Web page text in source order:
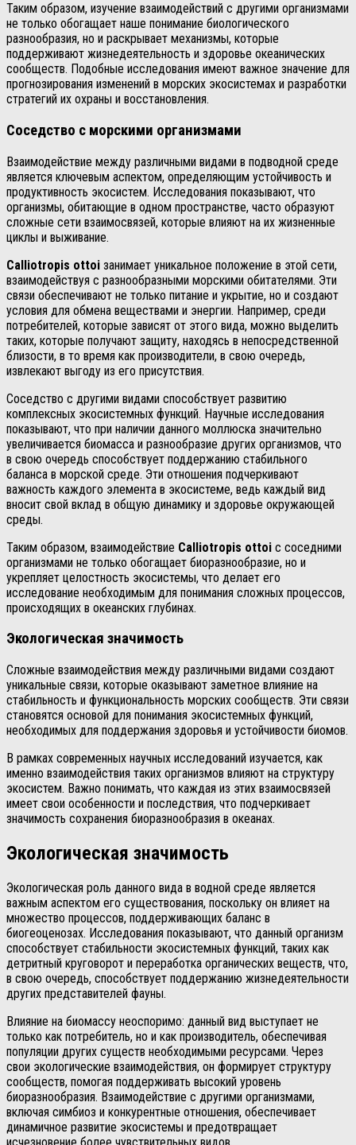
Таким образом, изучение взаимодействий с другими организмами
не только обогащает наше понимание биологического
разнообразия, но и раскрывает механизмы, которые
поддерживают жизнедеятельность и здоровье океанических
сообществ. Подобные исследования имеют важное значение для
прогнозирования изменений в морских экосистемах и разработки
стратегий их охраны и восстановления.
Соседство с морскими организмами
Взаимодействие между различными видами в подводной среде
является ключевым аспектом, определяющим устойчивость и
продуктивность экосистем. Исследования показывают, что
организмы, обитающие в одном пространстве, часто образуют
сложные сети взаимосвязей, которые влияют на их жизненные
циклы и выживание.
Calliotropis ottoi занимает уникальное положение в этой сети,
взаимодействуя с разнообразными морскими обитателями. Эти
связи обеспечивают не только питание и укрытие, но и создают
условия для обмена веществами и энергии. Например, среди
потребителей, которые зависят от этого вида, можно выделить
таких, которые получают защиту, находясь в непосредственной
близости, в то время как производители, в свою очередь,
извлекают выгоду из его присутствия.
Соседство с другими видами способствует развитию
комплексных экосистемных функций. Научные исследования
показывают, что при наличии данного моллюска значительно
увеличивается биомасса и разнообразие других организмов, что
в свою очередь способствует поддержанию стабильного
баланса в морской среде. Эти отношения подчеркивают
важность каждого элемента в экосистеме, ведь каждый вид
вносит свой вклад в общую динамику и здоровье окружающей
среды.
Таким образом, взаимодействие Calliotropis ottoi с соседними
организмами не только обогащает биоразнообразие, но и
укрепляет целостность экосистемы, что делает его
исследование необходимым для понимания сложных процессов,
происходящих в океанских глубинах.
Экологическая значимость
Сложные взаимодействия между различными видами создают
уникальные связи, которые оказывают заметное влияние на
стабильность и функциональность морских сообществ. Эти связи
становятся основой для понимания экосистемных функций,
необходимых для поддержания здоровья и устойчивости биомов.
В рамках современных научных исследований изучается, как
именно взаимодействия таких организмов влияют на структуру
экосистем. Важно понимать, что каждая из этих взаимосвязей
имеет свои особенности и последствия, что подчеркивает
значимость сохранения биоразнообразия в океанах.
Экологическая значимость
Экологическая роль данного вида в водной среде является
важным аспектом его существования, поскольку он влияет на
множество процессов, поддерживающих баланс в
биогеоценозах. Исследования показывают, что данный организм
способствует стабильности экосистемных функций, таких как
детритный круговорот и переработка органических веществ, что,
в свою очередь, способствует поддержанию жизнедеятельности
других представителей фауны.
Влияние на биомассу неоспоримо: данный вид выступает не
только как потребитель, но и как производитель, обеспечивая
популяции других существ необходимыми ресурсами. Через
свои экологические взаимодействия, он формирует структуру
сообществ, помогая поддерживать высокий уровень
биоразнообразия. Взаимодействие с другими организмами,
включая симбиоз и конкурентные отношения, обеспечивает
динамичное развитие экосистемы и предотвращает